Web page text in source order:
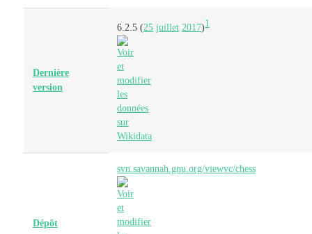
Dernière
version
6.2.5 (25 juillet 2017)1
Dépôt
svn.savannah.gnu.org/viewvc/chess